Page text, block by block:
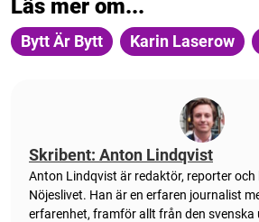
Läs mer om...
Bytt Är Bytt Karin Laserow
Skribent: Anton Lindqvist
Anton Lindqvist är redaktör, reporter och
Nöjeslivet. Han är en erfaren journalist
erfarenhet, framför allt från den svenska